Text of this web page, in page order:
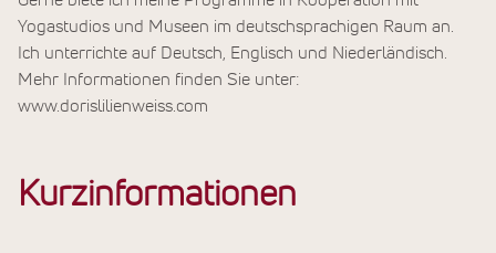
Yogastudios und Museen im deutschsprachigen Raum an.
Ich unterrichte auf Deutsch, Englisch und Niederländisch.
Mehr Informationen finden Sie unter:
www.dorislilienweiss.com
Kurzinformationen